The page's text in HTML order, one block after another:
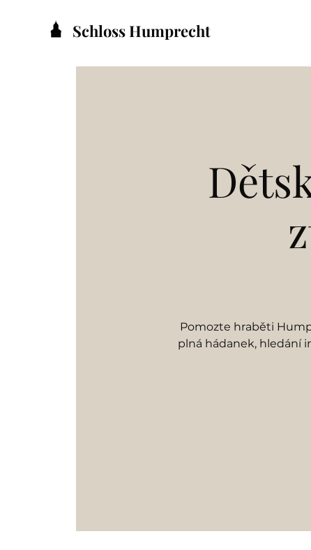
Schloss Humprecht
Pomozte hraběti
plná hádanek, hledání